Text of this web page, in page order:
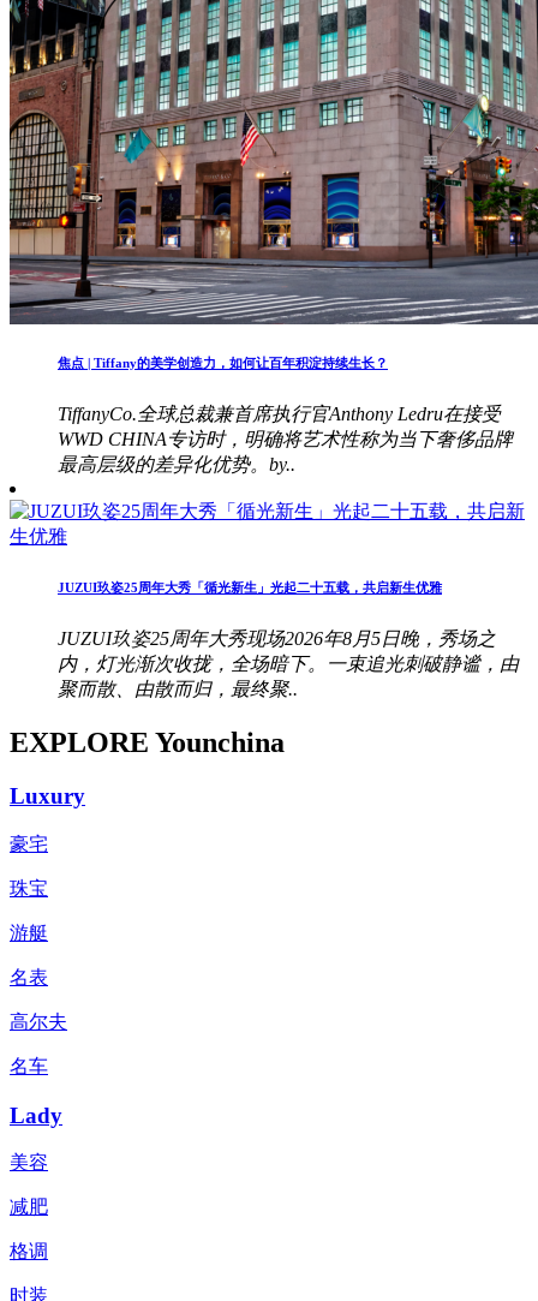
焦点 | Tiffany的美学创造力，如何让百年积淀持续生长？
TiffanyCo.全球总裁兼首席执行官Anthony Ledru在接受
WWD CHINA专访时，明确将艺术性称为当下奢侈品牌
最高层级的差异化优势。by..
JUZUI玖姿25周年大秀「循光新生」光起二十五载，共启新生优雅
JUZUI玖姿25周年大秀现场2026年8月5日晚，秀场之
内，灯光渐次收拢，全场暗下。一束追光刺破静谧，由
聚而散、由散而归，最终聚..
EXPLORE Younchina
Luxury
豪宅
珠宝
游艇
名表
高尔夫
名车
Lady
美容
减肥
格调
时装